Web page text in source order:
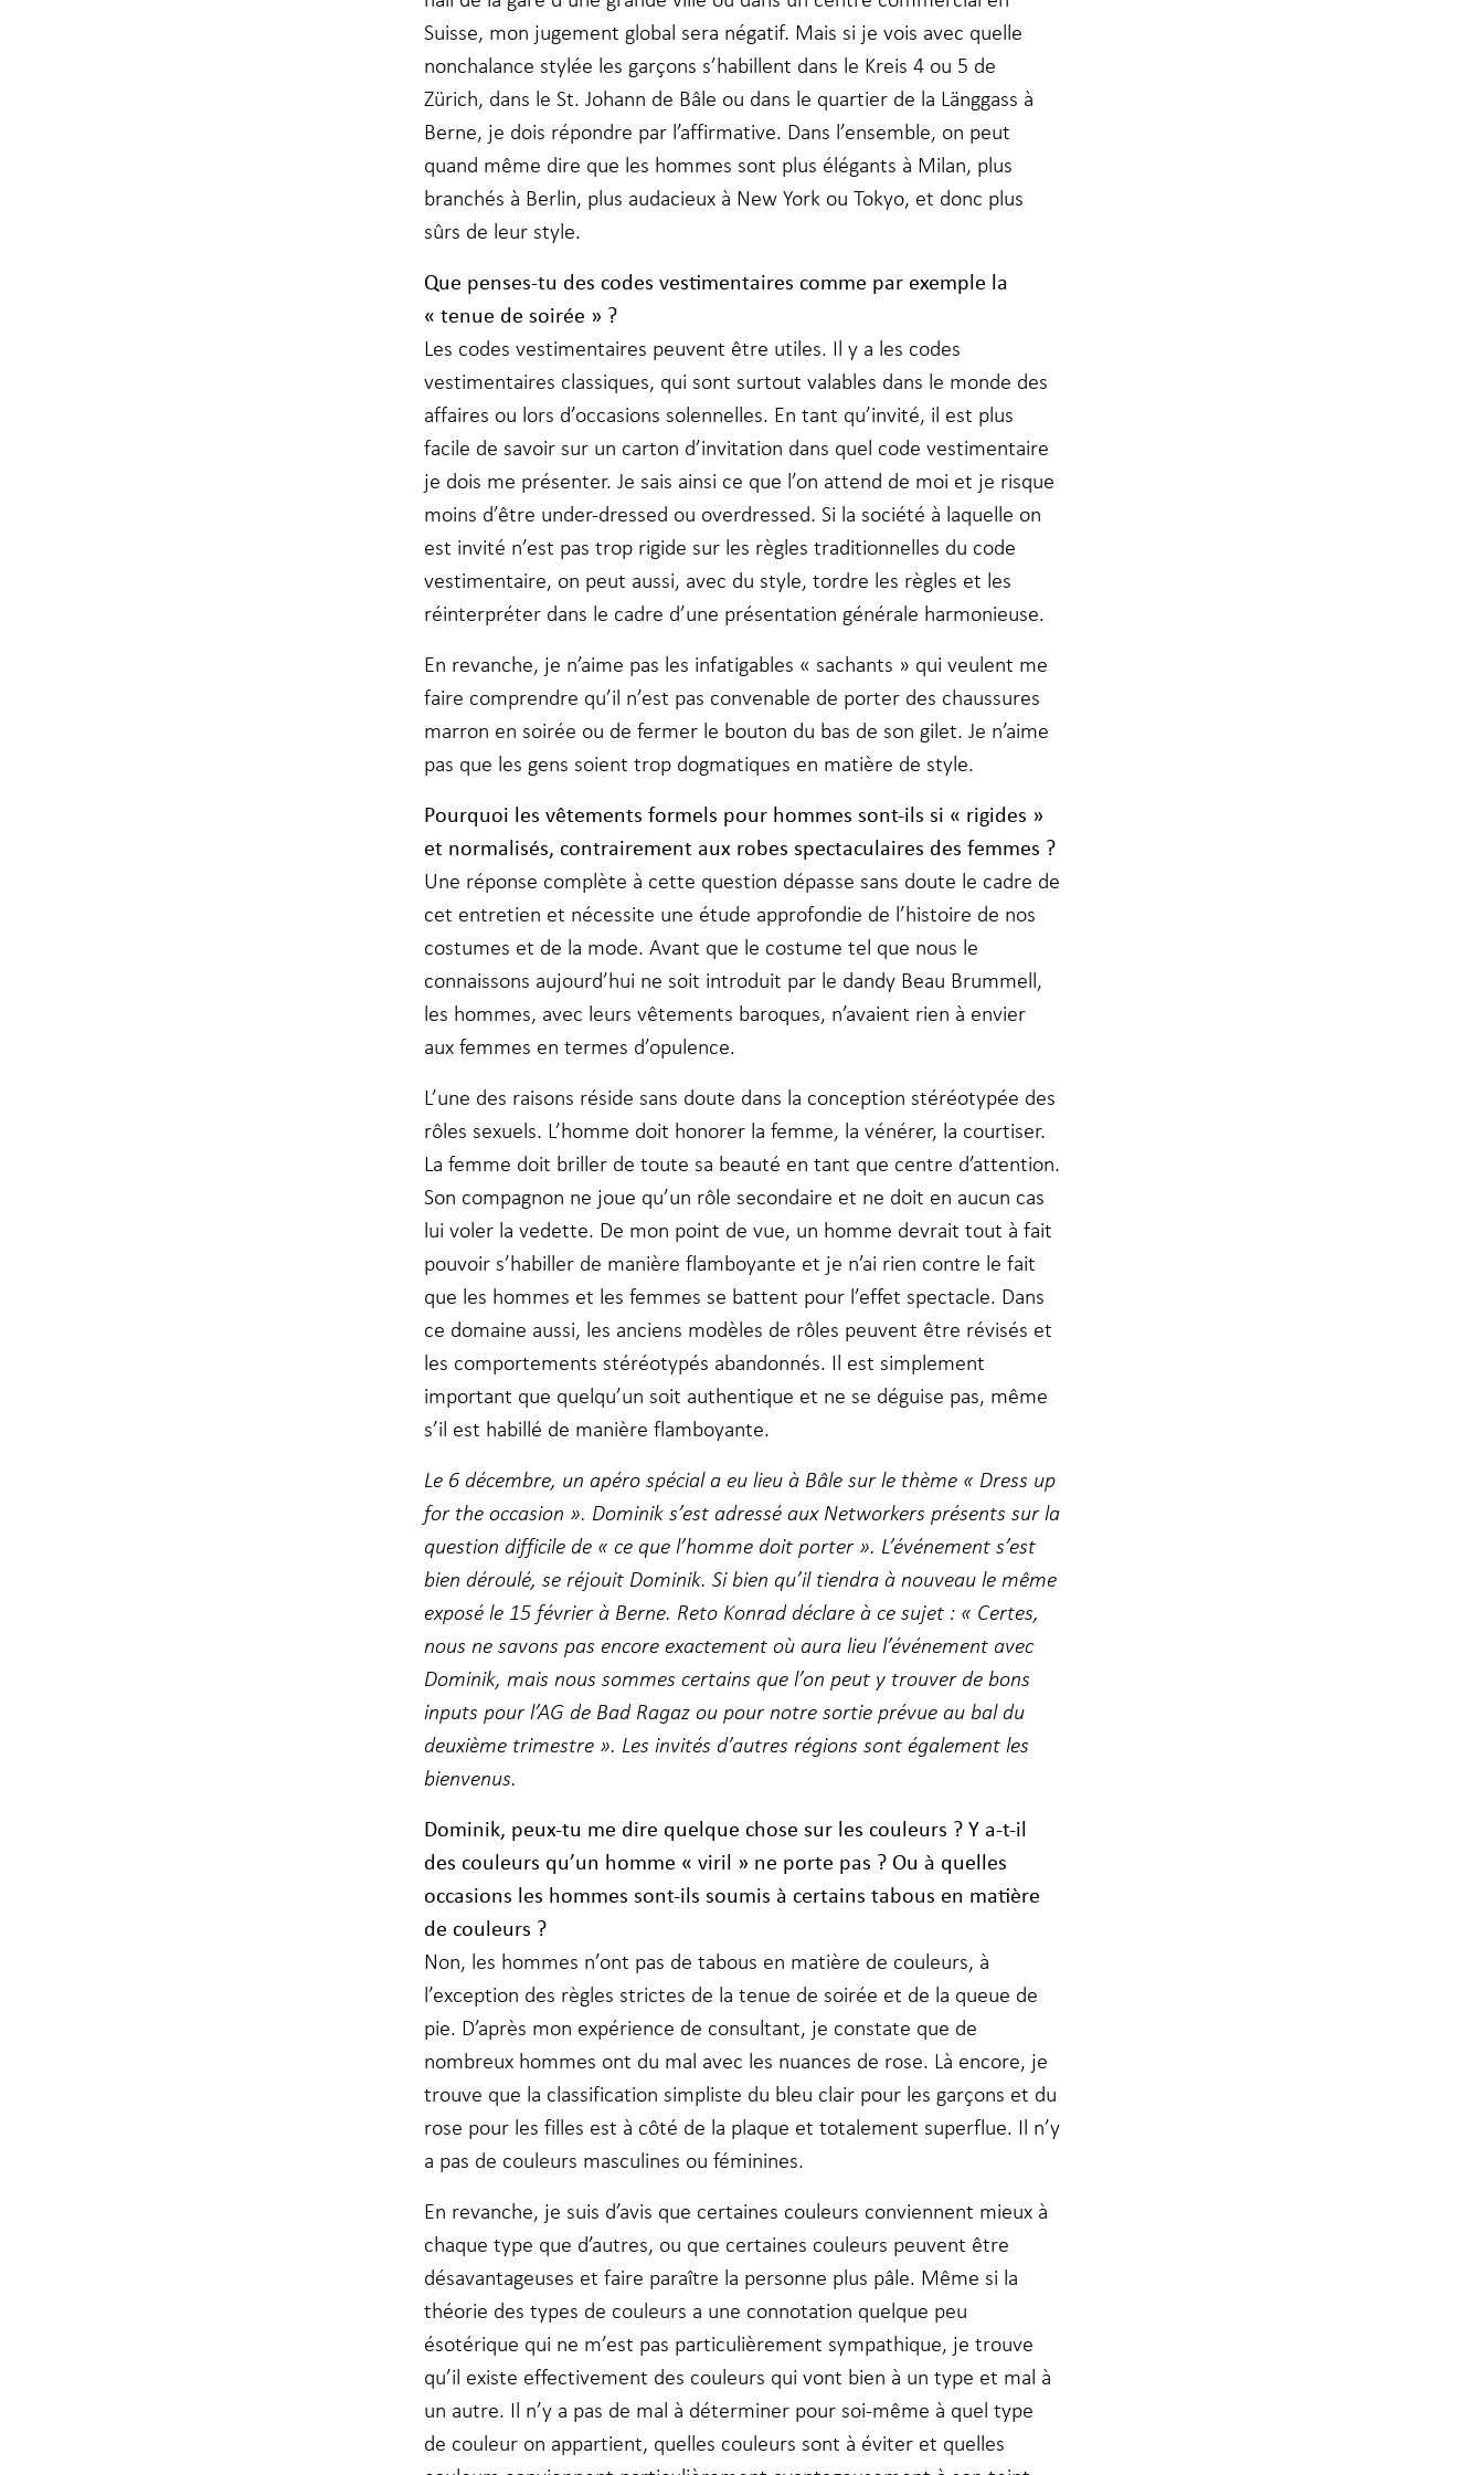
Suisse, mon jugement global sera négatif. Mais si je vois avec quelle
nonchalance stylée les garçons s’habillent dans le Kreis 4 ou 5 de
Zürich, dans le St. Johann de Bâle ou dans le quartier de la Länggass à
Berne, je dois répondre par l’affirmative. Dans l’ensemble, on peut
quand même dire que les hommes sont plus élégants à Milan, plus
branchés à Berlin, plus audacieux à New York ou Tokyo, et donc plus
sûrs de leur style.
Que penses-tu des codes vestimentaires comme par exemple la
« tenue de soirée » ?
Les codes vestimentaires peuvent être utiles. Il y a les codes
vestimentaires classiques, qui sont surtout valables dans le monde des
affaires ou lors d’occasions solennelles. En tant qu’invité, il est plus
facile de savoir sur un carton d’invitation dans quel code vestimentaire
je dois me présenter. Je sais ainsi ce que l’on attend de moi et je risque
moins d’être under-dressed ou overdressed. Si la société à laquelle on
est invité n’est pas trop rigide sur les règles traditionnelles du code
vestimentaire, on peut aussi, avec du style, tordre les règles et les
réinterpréter dans le cadre d’une présentation générale harmonieuse.
En revanche, je n’aime pas les infatigables « sachants » qui veulent me
faire comprendre qu’il n’est pas convenable de porter des chaussures
marron en soirée ou de fermer le bouton du bas de son gilet. Je n’aime
pas que les gens soient trop dogmatiques en matière de style.
Pourquoi les vêtements formels pour hommes sont-ils si « rigides »
et normalisés, contrairement aux robes spectaculaires des femmes ?
Une réponse complète à cette question dépasse sans doute le cadre de
cet entretien et nécessite une étude approfondie de l’histoire de nos
costumes et de la mode. Avant que le costume tel que nous le
connaissons aujourd’hui ne soit introduit par le dandy Beau Brummell,
les hommes, avec leurs vêtements baroques, n’avaient rien à envier
aux femmes en termes d’opulence.
L’une des raisons réside sans doute dans la conception stéréotypée des
rôles sexuels. L’homme doit honorer la femme, la vénérer, la courtiser.
La femme doit briller de toute sa beauté en tant que centre d’attention.
Son compagnon ne joue qu’un rôle secondaire et ne doit en aucun cas
lui voler la vedette. De mon point de vue, un homme devrait tout à fait
pouvoir s’habiller de manière flamboyante et je n’ai rien contre le fait
que les hommes et les femmes se battent pour l’effet spectacle. Dans
ce domaine aussi, les anciens modèles de rôles peuvent être révisés et
les comportements stéréotypés abandonnés. Il est simplement
important que quelqu’un soit authentique et ne se déguise pas, même
s’il est habillé de manière flamboyante.
Le 6 décembre, un apéro spécial a eu lieu à Bâle sur le thème « Dress up
for the occasion ». Dominik s’est adressé aux Networkers présents sur la
question difficile de « ce que l’homme doit porter ». L’événement s’est
bien déroulé, se réjouit Dominik. Si bien qu’il tiendra à nouveau le même
exposé le 15 février à Berne. Reto Konrad déclare à ce sujet : « Certes,
nous ne savons pas encore exactement où aura lieu l’événement avec
Dominik, mais nous sommes certains que l’on peut y trouver de bons
inputs pour l’AG de Bad Ragaz ou pour notre sortie prévue au bal du
deuxième trimestre ». Les invités d’autres régions sont également les
bienvenus.
Dominik, peux-tu me dire quelque chose sur les couleurs ? Y a-t-il
des couleurs qu’un homme « viril » ne porte pas ? Ou à quelles
occasions les hommes sont-ils soumis à certains tabous en matière
de couleurs ?
Non, les hommes n’ont pas de tabous en matière de couleurs, à
l’exception des règles strictes de la tenue de soirée et de la queue de
pie. D’après mon expérience de consultant, je constate que de
nombreux hommes ont du mal avec les nuances de rose. Là encore, je
trouve que la classification simpliste du bleu clair pour les garçons et du
rose pour les filles est à côté de la plaque et totalement superflue. Il n’y
a pas de couleurs masculines ou féminines.
En revanche, je suis d’avis que certaines couleurs conviennent mieux à
chaque type que d’autres, ou que certaines couleurs peuvent être
désavantageuses et faire paraître la personne plus pâle. Même si la
théorie des types de couleurs a une connotation quelque peu
ésotérique qui ne m’est pas particulièrement sympathique, je trouve
qu’il existe effectivement des couleurs qui vont bien à un type et mal à
un autre. Il n’y a pas de mal à déterminer pour soi-même à quel type
de couleur on appartient, quelles couleurs sont à éviter et quelles